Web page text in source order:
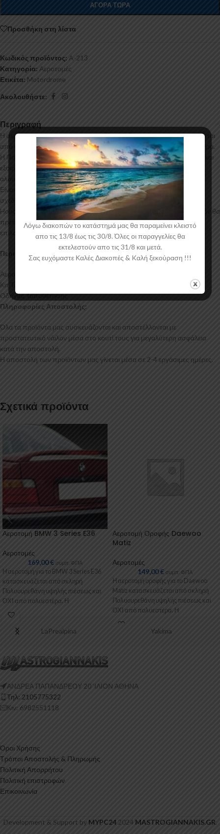
ΑΓΟΡΆ ΤΏΡΑ
Προσθήκη στη λίστα
Κωδικός προϊόντος: A-213
Κατηγορία: Αεροτομές
Ετικέτα: Motordrome
Ακολουθήστε:
Περιγραφή
Η αεροτομή οροφής για το Honda Civic Mk7 Hatchback κατασκευάζεται
από σκληρή Πολυουρεθάνη υψηλής πιέσεως και ΟΧΙ από πολυεστέρα.
Η Πολυουρεθάνη είναι ένα πιο ανθεκτικό και ακριβό υλικό με εύκολη και
εξαιρετική εφαρμογή. Όλες οι αεροτομές παράγονται σε καλούπια
αλουμινίου για αυξημένη ποιότητα και αντοχή στη μαζική παραγωγή.
Είναι ελεγμένα για ανθεκτικότητα σε υψηλές θερμοκρασίες και έχουν
σχεδιαστεί με την καλύτερη λεπτομέρεια. Η αεροτομή οροφής για το
Honda Civic Mk7 Hatchback έρχεται στο χρώμα του υλικού. Το προϊόν θα
πρέπει να ασταρωθεί και στη συνέχεια να βαφτεί στο χρώμα της
επιλογής σας.
Περιεχόμενα Συσκευασίας:
Αεροτομή Οροφής Honda Civic Mk7 Hatchback
Κιτ Τοποθέτησης
Οδηγίες Τοποθέτησης
Πληροφορίες Αποστολής:
Όλα τα προϊόντα μας συσκευάζονται και αποστέλλονται με
προστατευτικό νάιλον μέσα στο κουτί τους για μεγαλύτερη ασφάλεια
κατά την αποστολή.
Η αποστολή των προϊόντων μας γίνεται μέσα σε 2-4 εργάσιμες ημέρες.
Σχετικά προϊόντα
Αεροτομή BMW 3 Series E36
Αεροτομές
169,00€ συμπ. ΦΠΑ
Η αεροτομή για το BMW 3 Series E36
κατασκευάζεται από σκληρή
Πολυουρεθάνη υψηλής πιέσεως και
ΟΧΙ από πολυεστέρα. Η
Πολυουρεθάνη
Αεροτομή Οροφής Daewoo
Matiz
Αεροτομές
149,00€ συμπ. ΦΠΑ
Η αεροτομή οροφής για το Daewoo
Matiz κατασκευάζεται από σκληρή
Πολυουρεθάνη υψηλής πιέσεως και
ΟΧΙ από πολυεστέρα. Η
Πολυουρεθάνη είναι
LaPrealpina Yakima
ΑΝΔΡΕΑ ΠΑΠΑΝΔΡΕΟΥ 20 ‘ΙΛΙΟΝ ΑΘΗΝΑ
Τηλ: 2105775322
Κιν: 6982551118
Όροι Χρήσης
Τρόποι Αποστολής & Πληρωμής
Πολιτική Απορρήτου
Πολιτική επιστροφών
Επικοινωνία
Development & Support by MYPC242024 MASTROGIANNAKIS.GR.
Λόγω διακοπών το κατάστημά μας θα παραμείνει κλειστό
απο τις 13/8 έως τις 30/8. Όλες οι παραγγελίες θα
εκτελεστούν απο τις 31/8 και μετά.
Σας ευχόμαστε Καλές Διακοπές & Kαλή ξεκούραση !!!